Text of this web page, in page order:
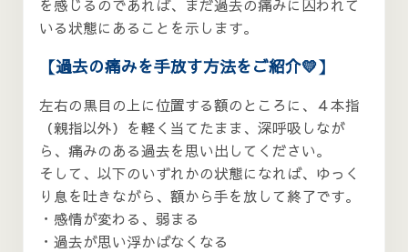
を感じるのであれば、まだ過去の痛みに囚われて
いる状態にあることを示します。
【過去の痛みを手放す方法をご紹介💛】
左右の黒目の上に位置する額のところに、４本指
（親指以外）を軽く当てたまま、深呼吸しなが
ら、痛みのある過去を思い出してください。
そして、以下のいずれかの状態になれば、ゆっく
り息を吐きながら、額から手を放して終了です。
・感情が変わる、弱まる
・過去が思い浮かばなくなる